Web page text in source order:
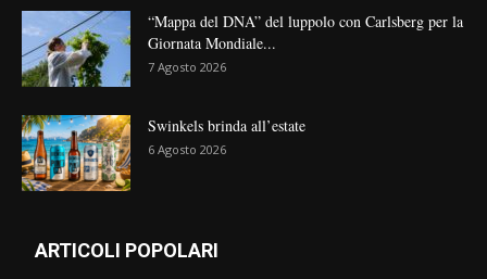
“Mappa del DNA” del luppolo con Carlsberg per la
Giornata Mondiale...
7 Agosto 2026
Swinkels brinda all’estate
6 Agosto 2026
ARTICOLI POPOLARI